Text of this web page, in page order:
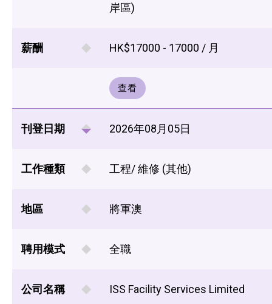
岸區)
薪酬 HK$17000 - 17000 / 月
查看
刊登日期 2026年08月05日
工作種類 工程/ 維修 (其他)
地區 將軍澳
聘用模式 全職
公司名稱 ISS Facility Services Limited